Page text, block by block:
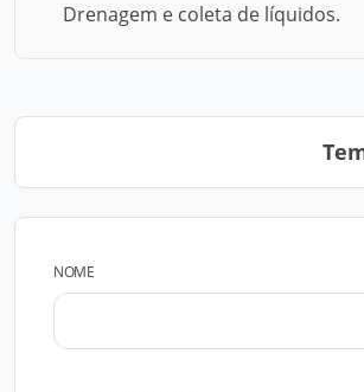
Drenagem e coleta de líquidos.
NOME